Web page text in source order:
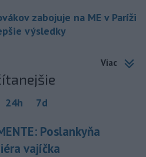
zabojuje na ME v Paríži
výsledky
Viac
24h 7d
Poslankyňa
vajíčka